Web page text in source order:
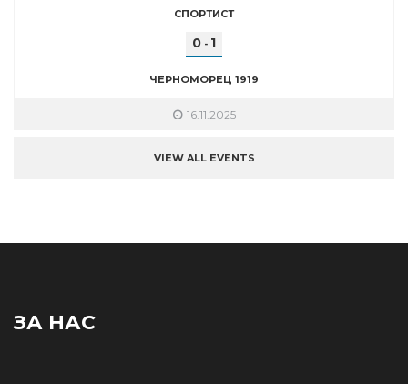
СПОРТИСТ
0 - 1
ЧЕРНОМОРЕЦ 1919
16.11.2025
VIEW ALL EVENTS
ЗА НАС